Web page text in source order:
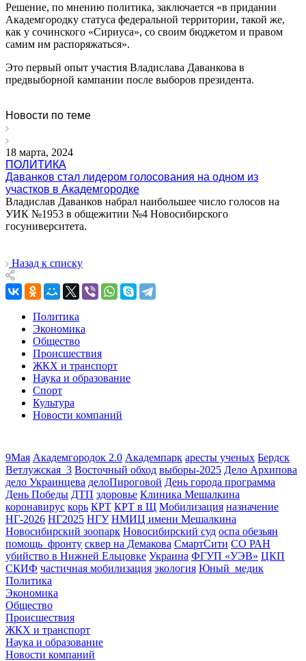
Решение, по мнению политика, заключается «в придании
Академгородку статуса федеральной территории, такой же,
как у сочинского «Сириуса», со своим бюджетом и правом
самим им распоряжаться».
Это первый опыт участия Владислава Даванкова в
предвыборной кампании после выборов президента.
Новости по теме
18 марта, 2024
ПОЛИТИКА
Даванков стал лидером голосования на одном из
участков в Академгородке
Владислав Даванков набрал наибольшее число голосов на
УИК №1953 в общежитии №4 Новосибирского
госуниверситета.
Назад к списку
Политика
Экономика
Общество
Происшествия
ЖКХ и транспорт
Наука и образование
Спорт
Культура
Новости компаний
9Мая Академгородок 2.0 Академпарк аресты ученых Бердск
Ветлужская_3 Восточный обход выборы-2025 Дело Архипова
дело Украинцева делоПироговой День города программа
День Победы ДТП здоровье Клиника Мешалкина
коронавирус корь КРТ КРТ в Щ Мобилизация назначение
НГ-2026 НГ2025 НГУ НМИЦ имени Мешалкина
Новосибирский зоопарк Новосибирский суд оспа обезьян
помощь_фронту сквер на Демакова СмартСити СО РАН
убийство в Нижней Ельцовке Украина ФГУП «УЭВ» ЦКП
СКИФ частичная мобилизация экология Юный_медик
Политика
Экономика
Общество
Происшествия
ЖКХ и транспорт
Наука и образование
Новости компаний